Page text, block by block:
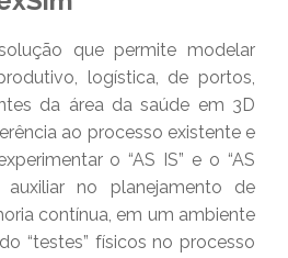
que permite modelar
logística, de portos,
da área da saúde em 3D
ao processo existente e
o “AS IS” e o “AS
auxiliar no planejamento de
contínua, em um ambiente
“testes” físicos no processo